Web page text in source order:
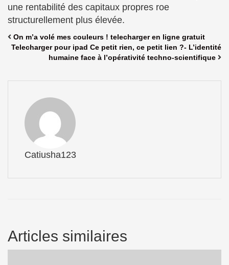
une rentabilité des capitaux propres roe
structurellement plus élevée.
On m’a volé mes couleurs ! telecharger en ligne gratuit
Telecharger pour ipad Ce petit rien, ce petit lien ?- L’identité
humaine face à l’opérativité techno-scientifique
Catiusha123
Articles similaires